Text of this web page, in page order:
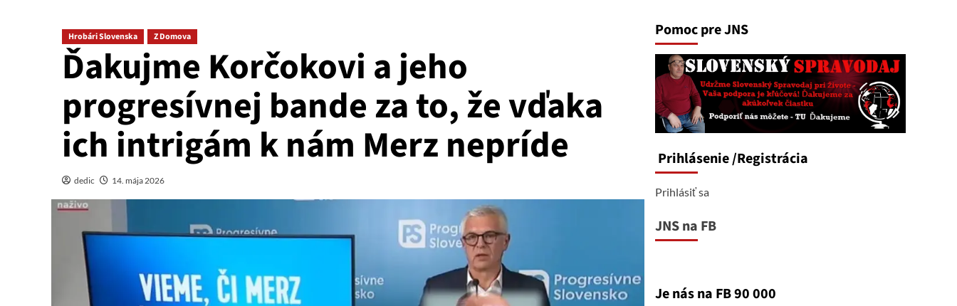
Hrobári Slovenska Z Domova
Ďakujme Korčokovi a jeho
progresívnej bande za to, že vďaka
ich intrigám k nám Merz nepríde
dedic 14. mája 2026
Pomoc pre JNS
Prihlásenie/Registrácia
Prihlásiť sa
JNS na FB
Je nás na FB 90 000